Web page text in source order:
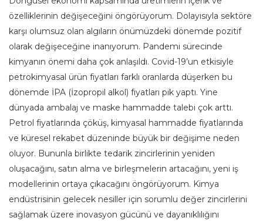
özelliklerinin değişeceğini öngörüyorum. Dolayısıyla sektöre
karşı olumsuz olan algıların önümüzdeki dönemde pozitif
olarak değişeceğine inanıyorum. Pandemi sürecinde
kimyanın önemi daha çok anlaşıldı. Covid-19’un etkisiyle
petrokimyasal ürün fiyatları farklı oranlarda düşerken bu
dönemde İPA (İzopropil alkol) fiyatları pik yaptı. Yine
dünyada ambalaj ve maske hammadde talebi çok arttı.
Petrol fiyatlarında çöküş, kimyasal hammadde fiyatlarında
ve küresel rekabet düzeninde büyük bir değişime neden
oluyor. Bununla birlikte tedarik zincirlerinin yeniden
oluşacağını, satın alma ve birleşmelerin artacağını, yeni iş
modellerinin ortaya çıkacağını öngörüyorum. Kimya
endüstrisinin gelecek nesiller için sorumlu değer zincirlerini
sağlamak üzere inovasyon gücünü ve dayanıklılığını